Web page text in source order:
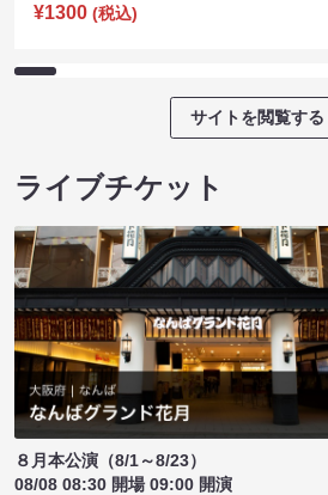
¥1300 (税込)
サイトを閲覧する
ライブチケット
８月本公演（8/1～8/23）
08/08 08:30 開場 09:00 開演